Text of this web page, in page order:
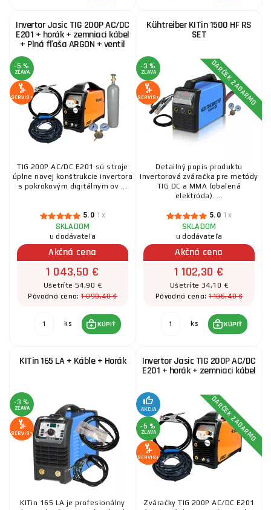
Invertor Jasic TIG 200P AC/DC
E201 + horák + zemniaci kábel
+ Plná fľaša ARGON + ventil
-5 %
ZĽAVA
SERVIS+
TIG 200P AC/DC E201 sú stroje
úplne novej konštrukcie invertora
s pokrokovým digitálnym ov ...
5.0 1x
SKLADOM
u dodávateľa
Akčná cena
1 043,50 €
Ušetríte 54,90 €
Pôvodná cena:1 098,40 €
ks KÚPIŤ
Kühtreiber KITin 1500 HF RS
SET
-3 %
ZĽAVA
SERVIS+ DARČEK ZADARMO
Detailný popis produktu
Invertorová zváračka pre metódy
TIG DC a MMA (obalená
elektróda). ...
5.0 1x
SKLADOM
u dodávateľa
Akčná cena
1 102,30 €
Ušetríte 34,10 €
Pôvodná cena:1 136,40 €
ks KÚPIŤ
KITin 165 LA + Káble + Horák
-3 %
ZĽAVA
SERVIS+
KITin 165 LA je profesionálny
Invertor Jasic TIG 200P AC/DC
E201 + horák + zemniaci kábel
AKCIA
-5 %
ZĽAVA
SERVIS+
DARČEK ZADARMO
Zváračky TIG 200P AC/DC E201